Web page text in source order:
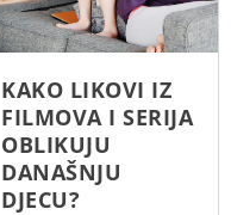
KAKO LIKOVI IZ
FILMOVA I SERIJA
OBLIKUJU
DANAŠNJU
DJECU?